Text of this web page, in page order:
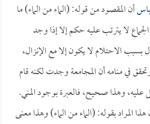
أن المقصود من قوله: (الماء من الماء) ما
لا يترتب عليه حكم إلا إذا وجد
بسبب الاحتلام لا يكون إلا مع الإنزال،
في منامه أن المجامعة وجدت لكنه قام
عليه، وهذا صحيح، فالعبرة بوجود المني.
المراد بقوله: (الماء من الماء) وهذا معنى